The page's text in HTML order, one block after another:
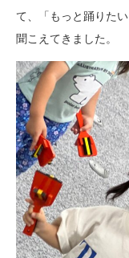
て、「もっと踊りた
聞こえてきました。